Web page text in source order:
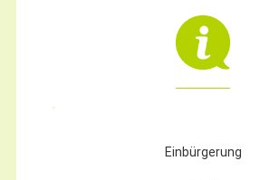
Einbürgerung